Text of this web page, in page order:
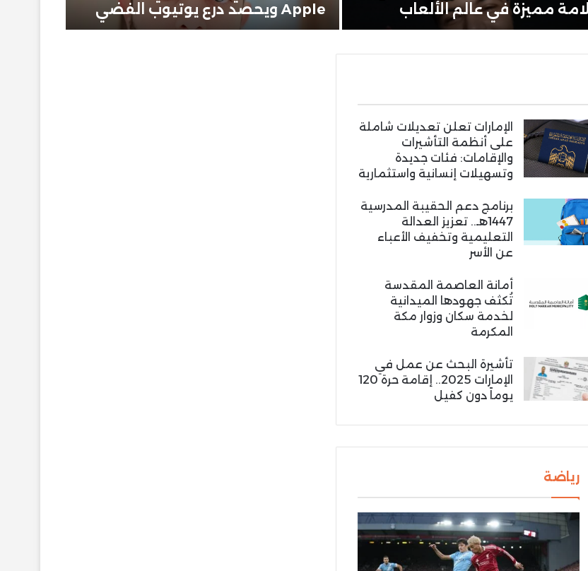
مميزة في عالم الألعاب
Apple ويحصد درع يوتيوب الفضي
الإمارات تعلن تعديلات شاملة
على أنظمة التأشيرات
والإقامات: فئات جديدة
وتسهيلات إنسانية واستثمارية
برنامج دعم الحقيبة المدرسية
1447هـ.. تعزيز العدالة
التعليمية وتخفيف الأعباء
عن الأسر
أمانة العاصمة المقدسة
تُكثف جهودها الميدانية
لخدمة سكان وزوار مكة
المكرمة
تأشيرة البحث عن عمل في
الإمارات 2025.. إقامة حرة 120
يوماً دون كفيل
رياضة